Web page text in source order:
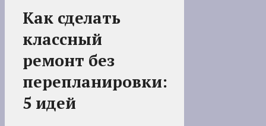
Как сделать
классный
ремонт без
перепланировки:
5 идей